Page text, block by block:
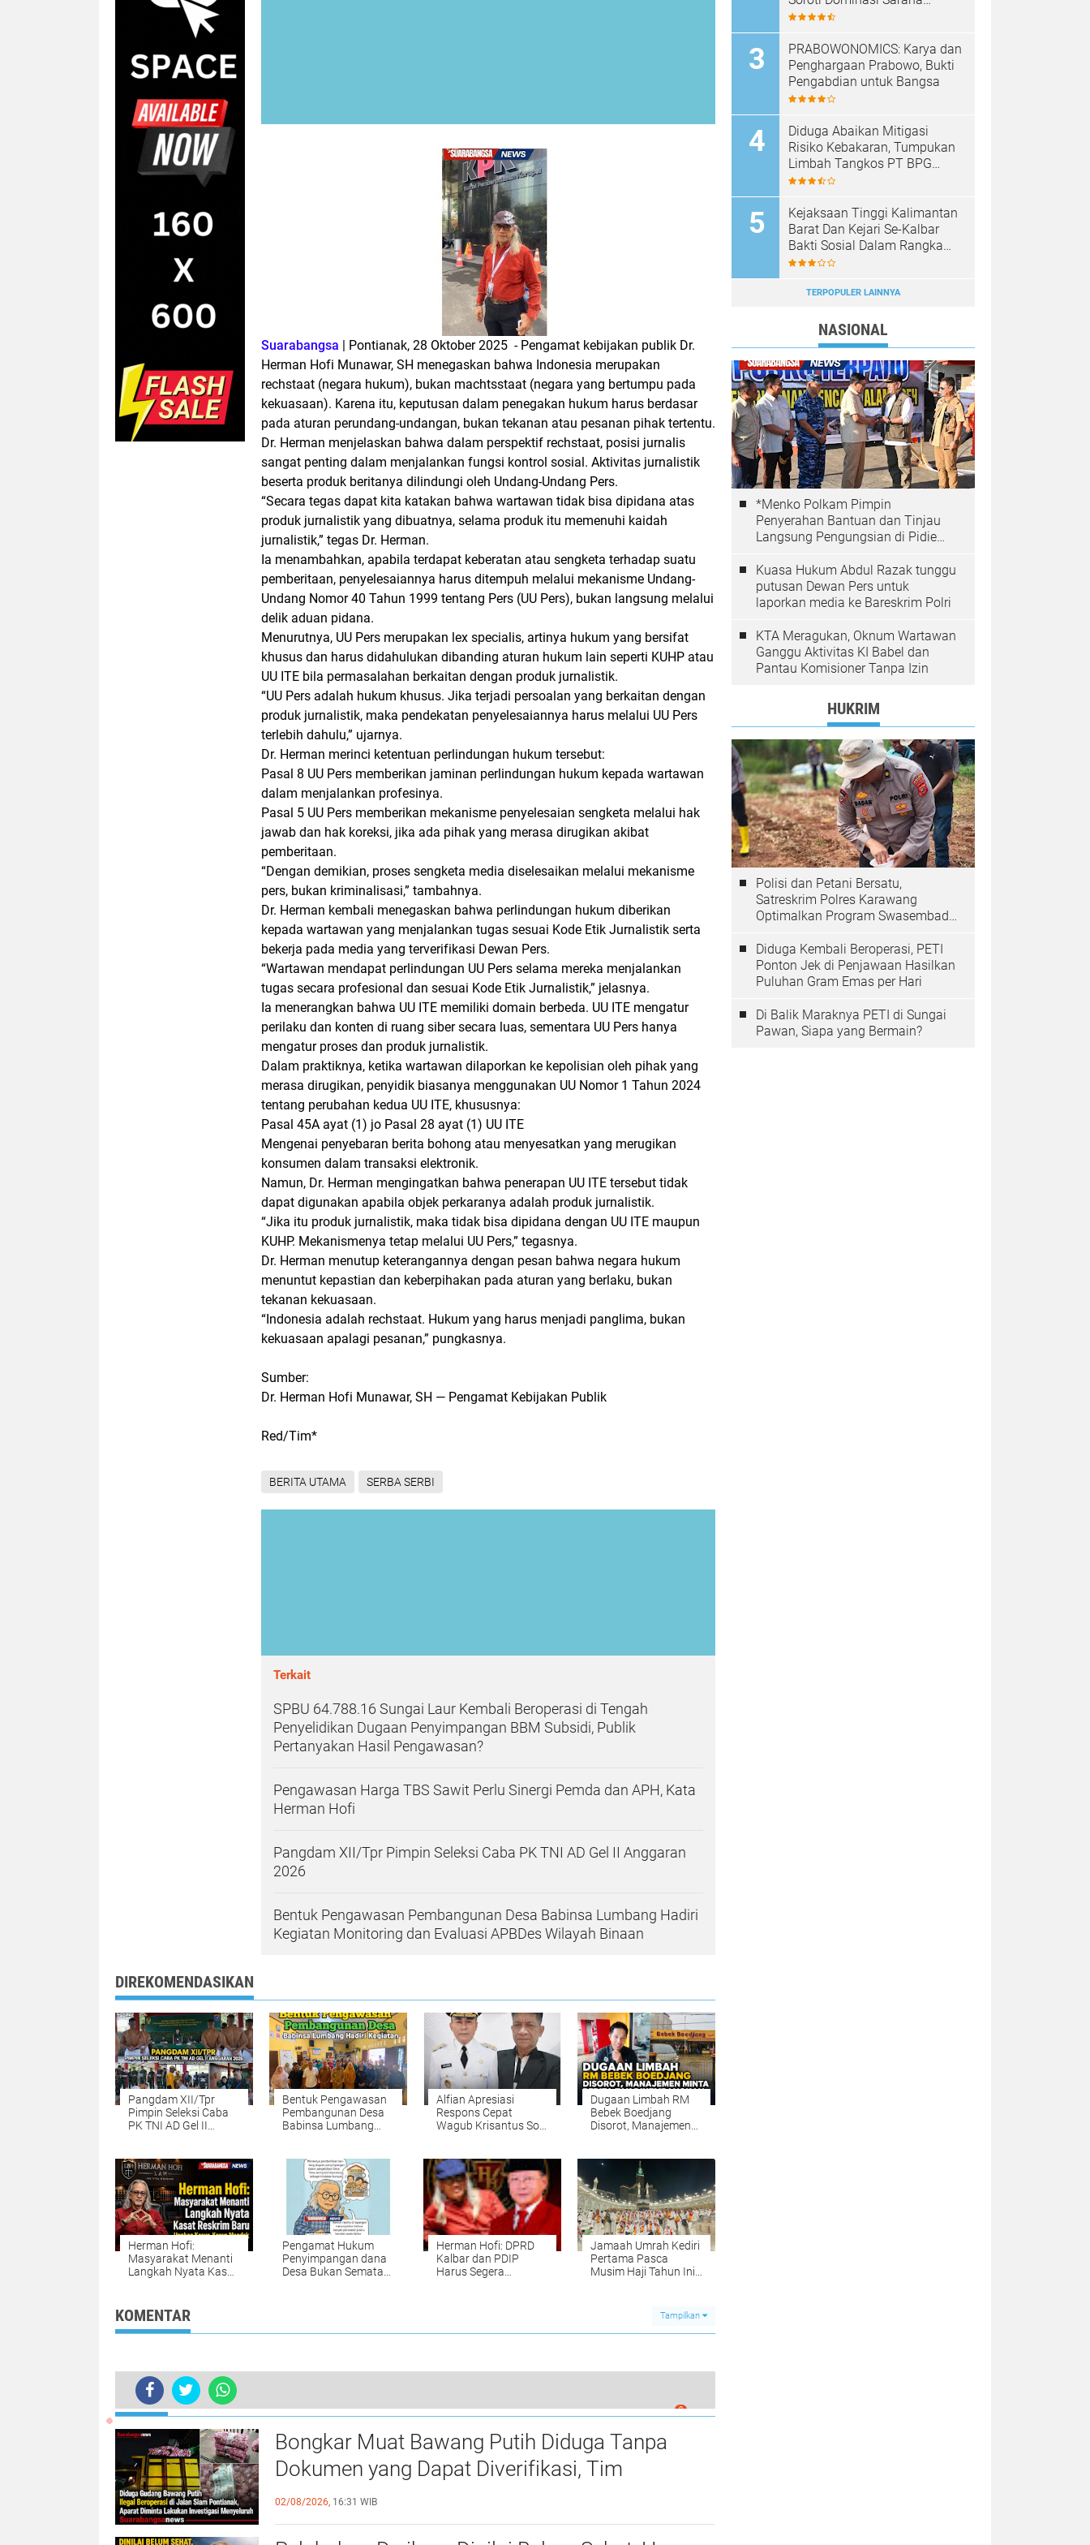
Suarabangsa | Pontianak, 28 Oktober 2025 - Pengamat kebijakan publik Dr.
Herman Hofi Munawar, SH menegaskan bahwa Indonesia merupakan
rechstaat (negara hukum), bukan machtsstaat (negara yang bertumpu pada
kekuasaan). Karena itu, keputusan dalam penegakan hukum harus berdasar
pada aturan perundang-undangan, bukan tekanan atau pesanan pihak tertentu.
Dr. Herman menjelaskan bahwa dalam perspektif rechstaat, posisi jurnalis
sangat penting dalam menjalankan fungsi kontrol sosial. Aktivitas jurnalistik
beserta produk beritanya dilindungi oleh Undang-Undang Pers.
“Secara tegas dapat kita katakan bahwa wartawan tidak bisa dipidana atas
produk jurnalistik yang dibuatnya, selama produk itu memenuhi kaidah
jurnalistik,” tegas Dr. Herman.
Ia menambahkan, apabila terdapat keberatan atau sengketa terhadap suatu
pemberitaan, penyelesaiannya harus ditempuh melalui mekanisme Undang-
Undang Nomor 40 Tahun 1999 tentang Pers (UU Pers), bukan langsung melalui
delik aduan pidana.
Menurutnya, UU Pers merupakan lex specialis, artinya hukum yang bersifat
khusus dan harus didahulukan dibanding aturan hukum lain seperti KUHP atau
UU ITE bila permasalahan berkaitan dengan produk jurnalistik.
“UU Pers adalah hukum khusus. Jika terjadi persoalan yang berkaitan dengan
produk jurnalistik, maka pendekatan penyelesaiannya harus melalui UU Pers
terlebih dahulu,” ujarnya.
Dr. Herman merinci ketentuan perlindungan hukum tersebut:
Pasal 8 UU Pers memberikan jaminan perlindungan hukum kepada wartawan
dalam menjalankan profesinya.
Pasal 5 UU Pers memberikan mekanisme penyelesaian sengketa melalui hak
jawab dan hak koreksi, jika ada pihak yang merasa dirugikan akibat
pemberitaan.
“Dengan demikian, proses sengketa media diselesaikan melalui mekanisme
pers, bukan kriminalisasi,” tambahnya.
Dr. Herman kembali menegaskan bahwa perlindungan hukum diberikan
kepada wartawan yang menjalankan tugas sesuai Kode Etik Jurnalistik serta
bekerja pada media yang terverifikasi Dewan Pers.
“Wartawan mendapat perlindungan UU Pers selama mereka menjalankan
tugas secara profesional dan sesuai Kode Etik Jurnalistik,” jelasnya.
Ia menerangkan bahwa UU ITE memiliki domain berbeda. UU ITE mengatur
perilaku dan konten di ruang siber secara luas, sementara UU Pers hanya
mengatur proses dan produk jurnalistik.
Dalam praktiknya, ketika wartawan dilaporkan ke kepolisian oleh pihak yang
merasa dirugikan, penyidik biasanya menggunakan UU Nomor 1 Tahun 2024
tentang perubahan kedua UU ITE, khususnya:
Pasal 45A ayat (1) jo Pasal 28 ayat (1) UU ITE
Mengenai penyebaran berita bohong atau menyesatkan yang merugikan
konsumen dalam transaksi elektronik.
Namun, Dr. Herman mengingatkan bahwa penerapan UU ITE tersebut tidak
dapat digunakan apabila objek perkaranya adalah produk jurnalistik.
“Jika itu produk jurnalistik, maka tidak bisa dipidana dengan UU ITE maupun
KUHP. Mekanismenya tetap melalui UU Pers,” tegasnya.
Dr. Herman menutup keterangannya dengan pesan bahwa negara hukum
menuntut kepastian dan keberpihakan pada aturan yang berlaku, bukan
tekanan kekuasaan.
“Indonesia adalah rechstaat. Hukum yang harus menjadi panglima, bukan
kekuasaan apalagi pesanan,” pungkasnya.
Sumber:
Dr. Herman Hofi Munawar, SH — Pengamat Kebijakan Publik
Red/Tim*
BERITA UTAMA SERBA SERBI
Terkait
SPBU 64.788.16 Sungai Laur Kembali Beroperasi di Tengah
Penyelidikan Dugaan Penyimpangan BBM Subsidi, Publik
Pertanyakan Hasil Pengawasan?
Pengawasan Harga TBS Sawit Perlu Sinergi Pemda dan APH, Kata
Herman Hofi
Pangdam XII/Tpr Pimpin Seleksi Caba PK TNI AD Gel II Anggaran
2026
Bentuk Pengawasan Pembangunan Desa Babinsa Lumbang Hadiri
Kegiatan Monitoring dan Evaluasi APBDes Wilayah Binaan
DIREKOMENDASIKAN
Pangdam XII/Tpr
Pimpin Seleksi Caba
PK TNI AD Gel II
Bentuk Pengawasan
Pembangunan Desa
Babinsa Lumbang
Evaluasi APBDes
Wilayah Binaan
Alfian Apresiasi
Respons Cepat
Wagub Krisantus Soal
Dugaan Limbah RM
Bebek Boedjang
Disorot, Manajemen
Herman Hofi:
Masyarakat Menanti
Langkah Nyata Kasat
Pengamat Hukum
Penyimpangan dana
Desa Bukan Semata
Daya Manusia
Herman Hofi: DPRD
Kalbar dan PDIP
Harus Segera
Jamaah Umrah Kediri
Pertama Pasca
Musim Haji Tahun Ini
KOMENTAR Tampilkan
Pengamat: Wartawan Tidak Bisa Dipidana, Produk Jurnalistik Dilindungi UU Pers!
0
TERKINI
Bongkar Muat Bawang Putih Diduga Tanpa
Dokumen yang Dapat Diverifikasi, Tim
Investigasi Minta Penelusuran
02/08/2026, 16:31 WIB
Bongkar Muat
PRABOWONOMICS: Karya dan
Penghargaan Prabowo, Bukti
Pengabdian untuk Bangsa
Diduga Abaikan Mitigasi
Risiko Kebakaran, Tumpukan
Limbah Tangkos PT BPG
Terbakar, Warga Desak
Kejaksaan Tinggi Kalimantan
Barat Dan Kejari Se-Kalbar
Bakti Sosial Dalam Rangka
Perayaan Natal 2025
TERPOPULER LAINNYA
NASIONAL
*Menko Polkam Pimpin
Penyerahan Bantuan dan Tinjau
Langsung Pengungsian di Pidie
Kuasa Hukum Abdul Razak tunggu
putusan Dewan Pers untuk
laporkan media ke Bareskrim Polri
KTA Meragukan, Oknum Wartawan
Ganggu Aktivitas KI Babel dan
Pantau Komisioner Tanpa Izin
HUKRIM
Polisi dan Petani Bersatu,
Satreskrim Polres Karawang
Optimalkan Program Swasembada
Diduga Kembali Beroperasi, PETI
Ponton Jek di Penjawaan Hasilkan
Puluhan Gram Emas per Hari
Di Balik Maraknya PETI di Sungai
Pawan, Siapa yang Bermain?